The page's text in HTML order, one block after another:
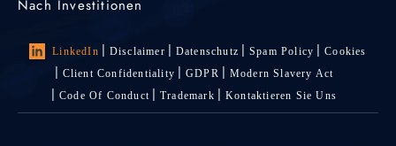
Nach Investitionen
LinkedIn Disclaimer Datenschutz Spam Policy
Cookies
Client Confidentiality
GDPR
Modern Slavery Act
Code Of Conduct
Trademark Kontaktieren Sie Uns